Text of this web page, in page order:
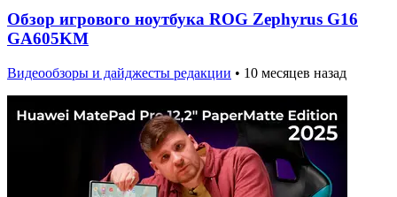
Обзор игрового ноутбука ROG Zephyrus G16
GA605KM
Видеообзоры и дайджесты редакции • 10 месяцев назад